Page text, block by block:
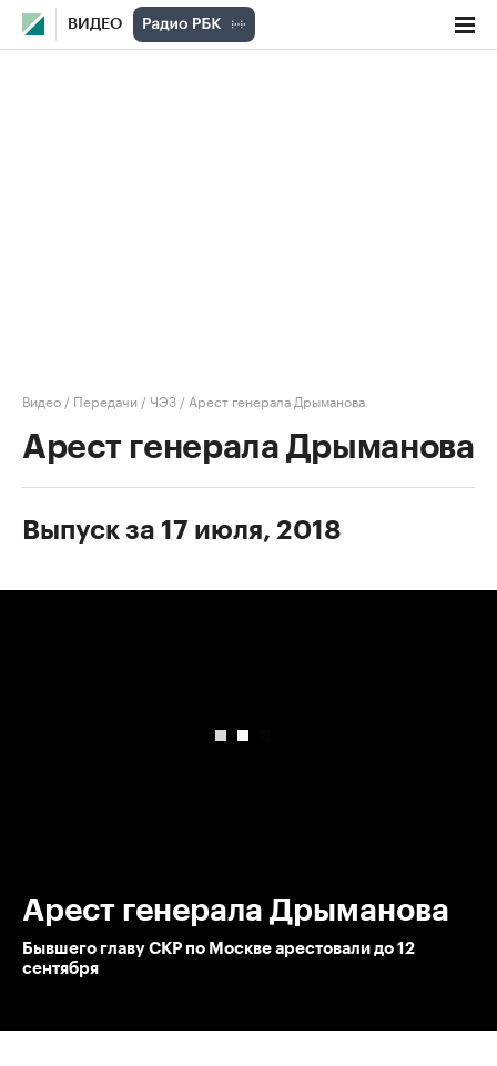
ВИДЕО
Видео / Передачи /ЧЭЗ / Арест генерала Дрыманова
Арест генерала Дрыманова
Выпуск за 17 июля, 2018
Арест генерала Дрыманова
Бывшего главу СКР по Москве арестовали до 12
сентября